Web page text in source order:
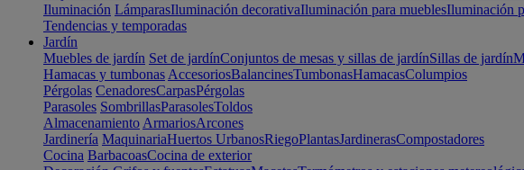
Iluminación LámparasIluminación decorativaIluminación para mueblesIluminación
Tendencias y temporadas
Jardín
Muebles de jardín Set de jardínConjuntos de mesas y sillas de jardínSillas de jardín
Hamacas y tumbonas AccesoriosBalancinesTumbonasHamacasColumpios
Pérgolas CenadoresCarpasPérgolas
Parasoles SombrillasParasolesToldos
Almacenamiento ArmariosArcones
Jardinería MaquinariaHuertos UrbanosRiegoPlantasJardinerasCompostadores
Cocina BarbacoasCocina de exterior